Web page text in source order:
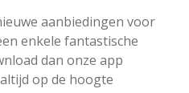
aanbiedingen voor
enkele fantastische
dan onze app
op de hoogte